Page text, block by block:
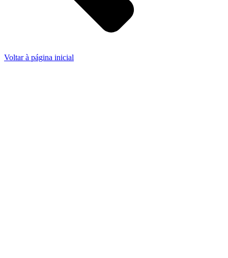
Voltar à página inicial